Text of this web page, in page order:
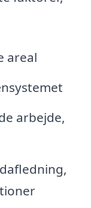
areal
arbejde,